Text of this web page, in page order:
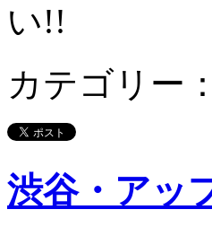
い!!
カテゴリー：
渋谷・アッ